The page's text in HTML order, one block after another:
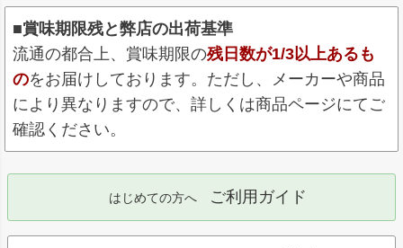
■賞味期限残と弊店の出荷基準
流通の都合上、賞味期限の残日数が1/3以上あるも
のをお届けしております。ただし、メーカーや商品
により異なりますので、詳しくは商品ページにてご
確認ください。
はじめての方へ ご利用ガイド